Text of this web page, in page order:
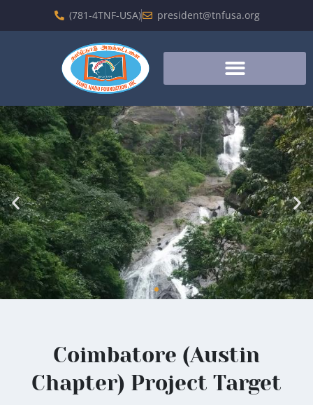
(781-4TNF-USA) president@tnfusa.org
District
Coimbatore (Austin
Chapter) Project Target